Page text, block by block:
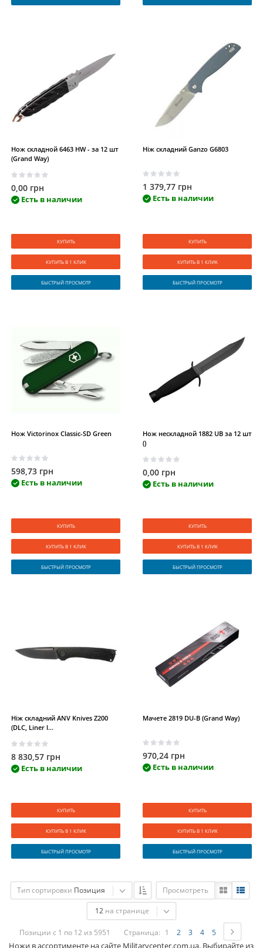
Нож складной 6463 HW - за 12 шт
(Grand Way)
0,00 грн
Есть в наличии
КУПИТЬ
КУПИТЬ В 1 КЛИК
БЫСТРЫЙ ПРОСМОТР
Ніж складний Ganzo G6803
1 379,77 грн
Есть в наличии
КУПИТЬ
КУПИТЬ В 1 КЛИК
БЫСТРЫЙ ПРОСМОТР
Нож Victorinox Сlassic-SD Green
598,73 грн
Есть в наличии
КУПИТЬ
КУПИТЬ В 1 КЛИК
БЫСТРЫЙ ПРОСМОТР
Нож нескладной 1882 UB за 12 шт
()
0,00 грн
Есть в наличии
КУПИТЬ
КУПИТЬ В 1 КЛИК
БЫСТРЫЙ ПРОСМОТР
Ніж складний ANV Knives Z200
(DLC, Liner l...
8 830,57 грн
Есть в наличии
КУПИТЬ
КУПИТЬ В 1 КЛИК
БЫСТРЫЙ ПРОСМОТР
Мачете 2819 DU-B (Grand Way)
970,24 грн
Есть в наличии
КУПИТЬ
КУПИТЬ В 1 КЛИК
БЫСТРЫЙ ПРОСМОТР
Тип сортировки Позиция Просмотреть
12 на странице
Позиции с 1 по 12 из 5951 Страница: 1 2 3 4 5
Ножи в ассортименте на сайте Militarycenter.com.ua. Выбирайте из